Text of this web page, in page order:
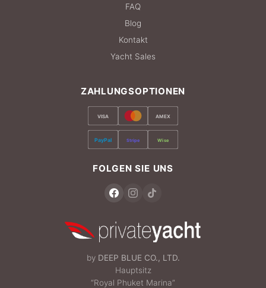
FAQ
Blog
Kontakt
Yacht Sales
ZAHLUNGSOPTIONEN
VISA AMEX
PayPal Stripe Wise
FOLGEN SIE UNS
by DEEP BLUE CO., LTD.
Hauptsitz
“Royal Phuket Marina”